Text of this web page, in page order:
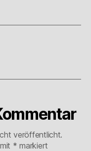
veröffentlicht.
* markiert